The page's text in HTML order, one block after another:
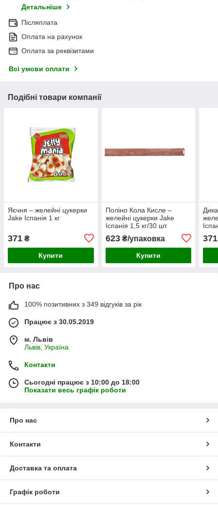
Детальніше
Післяплата
Оплата на рахунок
Оплата за реквізитами
Всі умови оплати
Подібні товари компанії
Яєчня – желейні цукерки
Jake Іспанія 1 кг
371 ₴
Купити
Поліно Кола Кисле –
желейні цукерки Jake
Іспанія 1,5 кг/30 шт
623₴/упаковка
Купити
371
Про нас
100% позитивних з 349 відгуків за рік
Працює з 30.05.2019
м. Львів
Львів, Україна
Контакти
Сьогодні працює з 10:00 до 18:00
Показати весь графік роботи
Про нас
Контакти
Доставка та оплата
Графік роботи